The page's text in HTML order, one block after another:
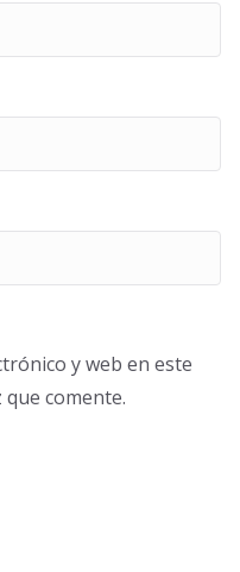
y web en este
comente.